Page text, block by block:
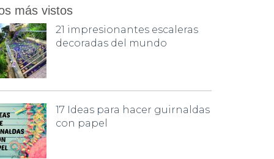
más vistos
21 impresionantes escaleras
decoradas del mundo
17 Ideas para hacer guirnaldas
con papel